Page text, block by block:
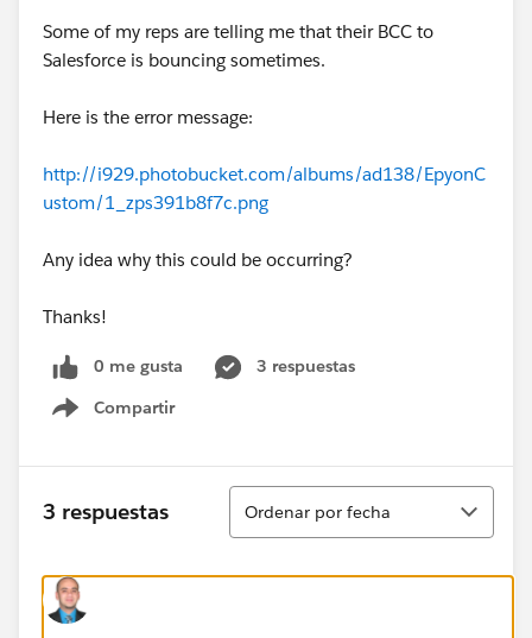
Some of my reps are telling me that their BCC to
Salesforce is bouncing sometimes.
Here is the error message:
http://i929.photobucket.com/albums/ad138/EpyonC
ustom/1_zps391b8f7c.png
Any idea why this could be occurring?
Thanks!
0 me gusta
3 respuestas
Compartir
Show menu
3 respuestas
Ordenar
Ordenar por fecha